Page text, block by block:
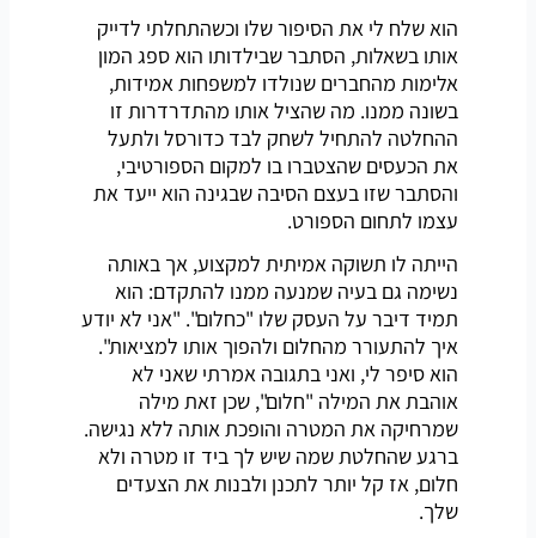
הוא שלח לי את הסיפור שלו וכשהתחלתי לדייק
אותו בשאלות, הסתבר שבילדותו הוא ספג המון
אלימות מהחברים שנולדו למשפחות אמידות,
בשונה ממנו. מה שהציל אותו מהתדרדרות זו
ההחלטה להתחיל לשחק לבד כדורסל ולתעל
את הכעסים שהצטברו בו למקום הספורטיבי,
והסתבר שזו בעצם הסיבה שבגינה הוא ייעד את
עצמו לתחום הספורט.
הייתה לו תשוקה אמיתית למקצוע, אך באותה
נשימה גם בעיה שמנעה ממנו להתקדם: הוא
תמיד דיבר על העסק שלו "כחלום". "אני לא יודע
איך להתעורר מהחלום ולהפוך אותו למציאות".
הוא סיפר לי, ואני בתגובה אמרתי שאני לא
אוהבת את המילה "חלום", שכן זאת מילה
שמרחיקה את המטרה והופכת אותה ללא נגישה.
ברגע שהחלטת שמה שיש לך ביד זו מטרה ולא
חלום, אז קל יותר לתכנן ולבנות את הצעדים
שלך.